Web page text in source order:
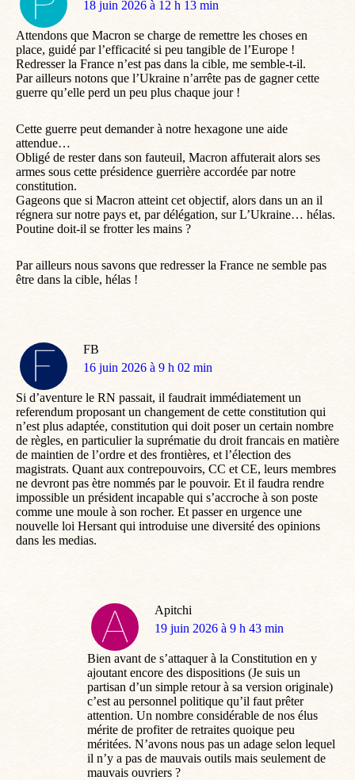
dit
18 juin 2026 à 12 h 13 min
Attendons que Macron se charge de remettre les choses en
place, guidé par l’efficacité si peu tangible de l’Europe !
Redresser la France n’est pas dans la cible, me semble-t-il.
Par ailleurs notons que l’Ukraine n’arrête pas de gagner cette
guerre qu’elle perd un peu plus chaque jour !
Cette guerre peut demander à notre hexagone une aide
attendue…
Obligé de rester dans son fauteuil, Macron affuterait alors ses
armes sous cette présidence guerrière accordée par notre
constitution.
Gageons que si Macron atteint cet objectif, alors dans un an il
régnera sur notre pays et, par délégation, sur L’Ukraine… hélas.
Poutine doit-il se frotter les mains ?
Par ailleurs nous savons que redresser la France ne semble pas
être dans la cible, hélas !
FB
dit
16 juin 2026 à 9 h 02 min
Si d’aventure le RN passait, il faudrait immédiatement un
referendum proposant un changement de cette constitution qui
n’est plus adaptée, constitution qui doit poser un certain nombre
de règles, en particulier la suprématie du droit francais en matière
de maintien de l’ordre et des frontières, et l’élection des
magistrats. Quant aux contrepouvoirs, CC et CE, leurs membres
ne devront pas ètre nommés par le pouvoir. Et il faudra rendre
impossible un président incapable qui s’accroche à son poste
comme une moule à son rocher. Et passer en urgence une
nouvelle loi Hersant qui introduise une diversité des opinions
dans les medias.
Apitchi
dit
19 juin 2026 à 9 h 43 min
Bien avant de s’attaquer à la Constitution en y
ajoutant encore des dispositions (Je suis un
partisan d’un simple retour à sa version originale)
c’est au personnel politique qu’il faut prêter
attention. Un nombre considérable de nos élus
mérite de profiter de retraites quoique peu
méritées. N’avons nous pas un adage selon lequel
il n’y a pas de mauvais outils mais seulement de
mauvais ouvriers ?